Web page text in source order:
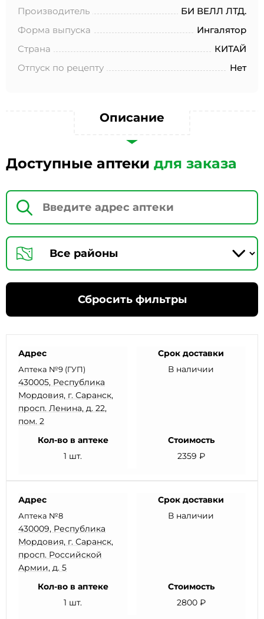
Производитель
БИ ВЕЛЛ ЛТД.
Форма выпуска
Ингалятор
Страна
КИТАЙ
Отпуск по рецепту
Нет
Описание
Доступные аптеки для заказа
Сбросить фильтры
Адрес
Аптека №9 (ГУП)
430005, Республика
Мордовия, г. Саранск,
просп. Ленина, д. 22,
пом. 2
Срок доставки
В наличии
Кол-во в аптеке
1 шт.
Стоимость
2359 ₽
Адрес
Аптека №8
430009, Республика
Мордовия, г. Саранск,
просп. Российской
Армии, д. 5
Срок доставки
В наличии
Кол-во в аптеке
1 шт.
Стоимость
2800 ₽
целей, определенных в Согласии на обработку